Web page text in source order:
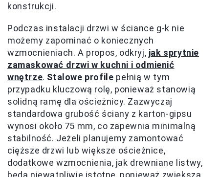
konstrukcji.
Podczas instalacji drzwi w ściance g-k nie
możemy zapominać o koniecznych
wzmocnieniach. A propos, odkryj, jak sprytnie
zamaskować drzwi w kuchni i odmienić
wnętrze. Stalowe profile pełnią w tym
przypadku kluczową rolę, ponieważ stanowią
solidną ramę dla ościeżnicy. Zazwyczaj
standardowa grubość ściany z karton-gipsu
wynosi około 75 mm, co zapewnia minimalną
stabilność. Jeżeli planujemy zamontować
cięższe drzwi lub większe ościeżnice,
dodatkowe wzmocnienia, jak drewniane listwy,
będą niewątpliwie istotne, ponieważ zwiększą